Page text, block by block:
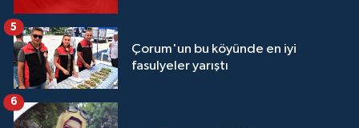
Çorum'un bu köyünde en iyi
fasulyeler yarıştı
5
6